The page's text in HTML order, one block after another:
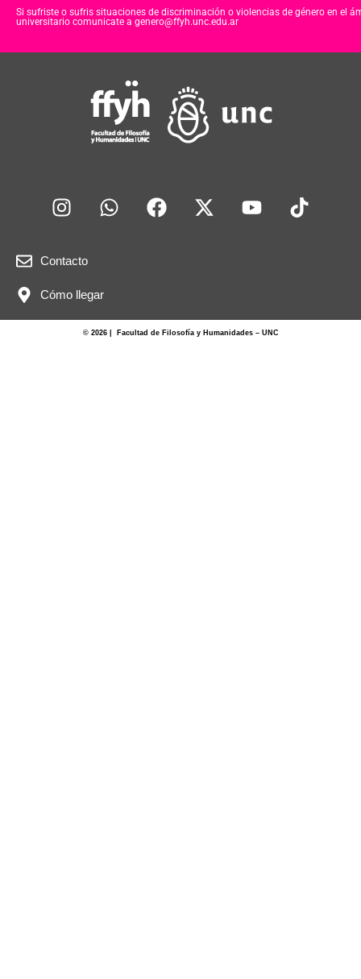
Si sufriste o sufris situaciones de discriminación o violencias de género en el
universitario comunicate a genero@ffyh.unc.edu.ar
Contacto
Cómo llegar
© 2026 | Facultad de Filosofía y Humanidades – UNC